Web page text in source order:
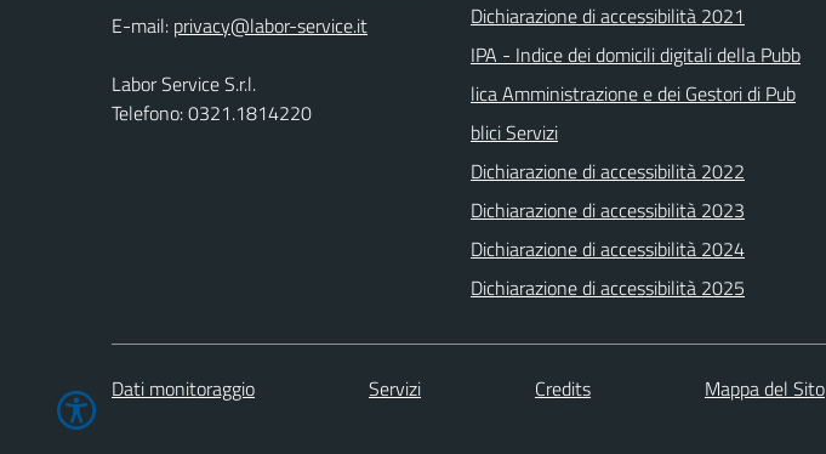
E-mail:
Labor Service S.r.l.
Telefono: 0321.1814220
Dichiarazione di accessibilità 2021
IPA - Indice dei domicili digitali della Pubb
lica Amministrazione e dei Gestori di Pub
blici Servizi
Dichiarazione di accessibilità 2022
Dichiarazione di accessibilità 2023
Dichiarazione di accessibilità 2024
Dichiarazione di accessibilità 2025
Dati monitoraggio Servizi Credits Mappa del Sito